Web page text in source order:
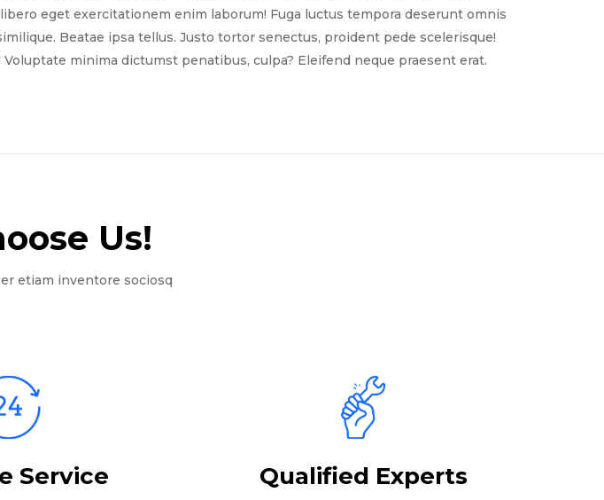
eget exercitationem enim laborum! Fuga luctus tempora deserunt omnis
Beatae ipsa tellus. Justo tortor senectus, proident pede scelerisque!
minima dictumst penatibus, culpa? Eleifend neque praesent erat.
Us!​
etiam inventore sociosq
Service Qualified Experts